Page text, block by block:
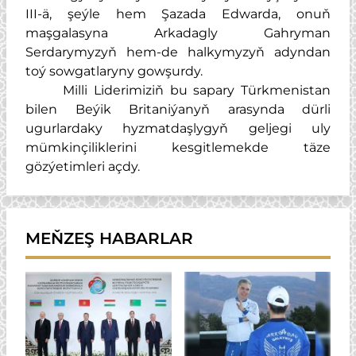
III-ä, şeýle hem Şazada Edwarda, onuň
maşgalasyna Arkadagly Gahryman
Serdarymyzyň hem-de halkymyzyň adyndan
toý sowgatlaryny gowşurdy.
Milli Liderimiziň bu sapary Türkmenistan
bilen Beýik Britaniýanyň arasynda dürli
ugurlardaky hyzmatdaşlygyň geljegi uly
mümkinçiliklerini kesgitlemekde täze
gözýetimleri açdy.
MEŇZEŞ HABARLAR